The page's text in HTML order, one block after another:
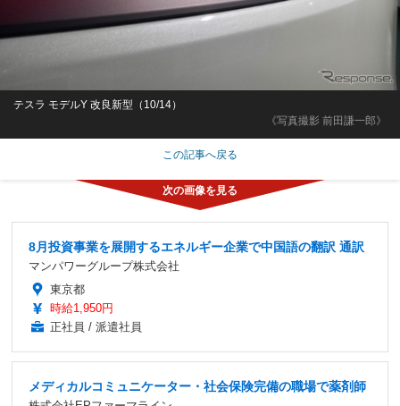
《写真撮影 前田謙一郎》
テスラ モデルY 改良新型（10/14）
この記事へ戻る
8月投資事業を展開するエネルギー企業で中国語の翻訳 通訳
マンパワーグループ株式会社
東京都
時給1,950円
正社員 / 派遣社員
メディカルコミュニケーター・社会保険完備の職場で薬剤師